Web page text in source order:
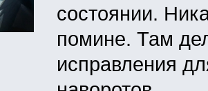
состоянии.
помине. Там
исправления